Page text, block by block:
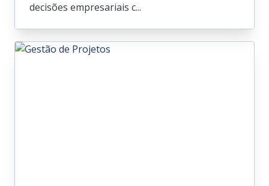
decisões empresariais c...